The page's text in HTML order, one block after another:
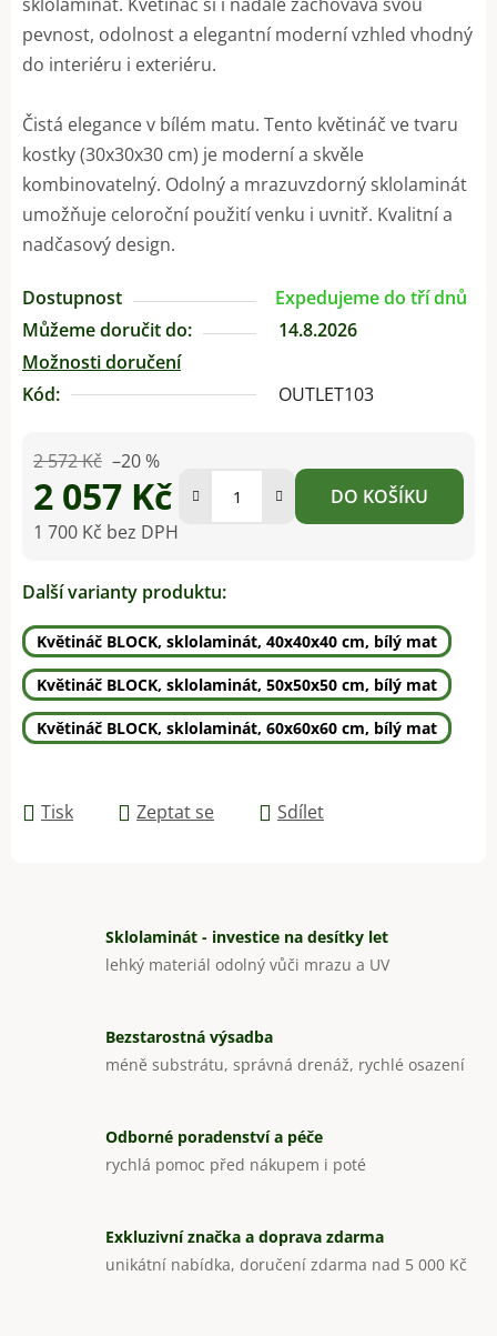
pevnost, odolnost a elegantní moderní vzhled vhodný
do interiéru i exteriéru.
Čistá elegance v bílém matu. Tento květináč ve tvaru
kostky (30x30x30 cm) je moderní a skvěle
kombinovatelný. Odolný a mrazuvzdorný sklolaminát
umožňuje celoroční použití venku i uvnitř. Kvalitní a
nadčasový design.
Dostupnost
Expedujeme do tří dnů
Můžeme doručit do:
14.8.2026
Možnosti doručení
Kód:
OUTLET103
2 572 Kč –20 %
2 057 Kč
1 700 Kč bez DPH
DO KOŠÍKU
Další varianty produktu:
Květináč BLOCK, sklolaminát, 40x40x40 cm, bílý mat
Květináč BLOCK, sklolaminát, 50x50x50 cm, bílý mat
Květináč BLOCK, sklolaminát, 60x60x60 cm, bílý mat
Tisk Zeptat se Sdílet
Sklolaminát - investice na desítky let
lehký materiál odolný vůči mrazu a UV
Bezstarostná výsadba
méně substrátu, správná drenáž, rychlé osazení
Odborné poradenství a péče
rychlá pomoc před nákupem i poté
Exkluzivní značka a doprava zdarma
unikátní nabídka, doručení zdarma nad 5 000 Kč